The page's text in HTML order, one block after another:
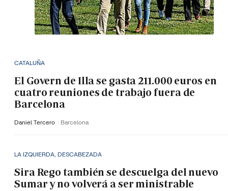
CATALUÑA
El Govern de Illa se gasta 211.000 euros en
cuatro reuniones de trabajo fuera de
Barcelona
Daniel Tercero Barcelona
LA IZQUIERDA, DESCABEZADA
Sira Rego también se descuelga del nuevo
Sumar y no volverá a ser ministrable